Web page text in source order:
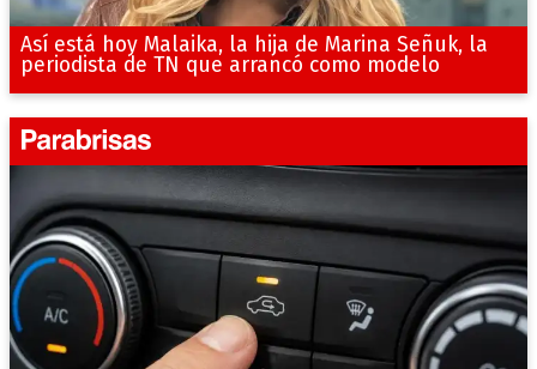
Así está hoy Malaika, la hija de Marina Señuk, la
periodista de TN que arrancó como modelo